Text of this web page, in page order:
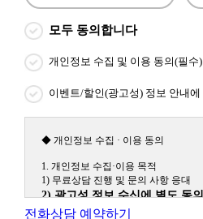
모두 동의합니다
개인정보 수집 및 이용 동의(필수)
이벤트/할인(광고성) 정보 안내에
◆ 개인정보 수집 · 이용 동의
1. 개인정보 수집·이용 목적
1) 무료상담 진행 및 문의 사항 응대
2) 광고성 정보 수신에 별도 동
원격평생교육원을 비롯한 해커
전화상담 예약하기